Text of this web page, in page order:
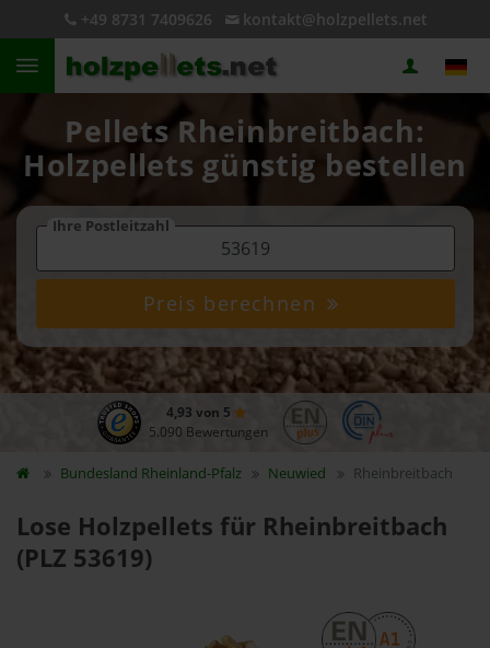
+49 8731 7409626 kontakt@holzpellets.net
Pellets Rheinbreitbach:
Holzpellets günstig bestellen
Ihre Postleitzahl
Preis berechnen
4,93 von 5
5.090 Bewertungen
Bundesland Rheinland-Pfalz Neuwied Rheinbreitbach
Lose Holzpellets für Rheinbreitbach
(PLZ 53619)